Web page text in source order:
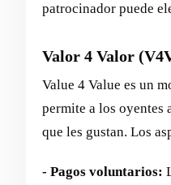
patrocinador puede
Valor 4 Valor
Value 4 Value es un
permite a los oyentes
que les gustan. Los
- Pagos voluntarios: